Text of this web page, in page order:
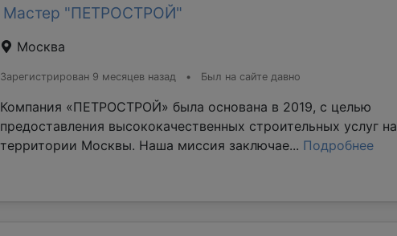
Мастер "ПЕТРОСТРОЙ"
Москва
Зарегистрирован 9 месяцев назад • Был на сайте давно
Компания «ПЕТРОСТРОЙ» была основана в 2019, с целью
предоставления высококачественных строительных услуг на
территории Москвы. Наша миссия заключае... Подробнее